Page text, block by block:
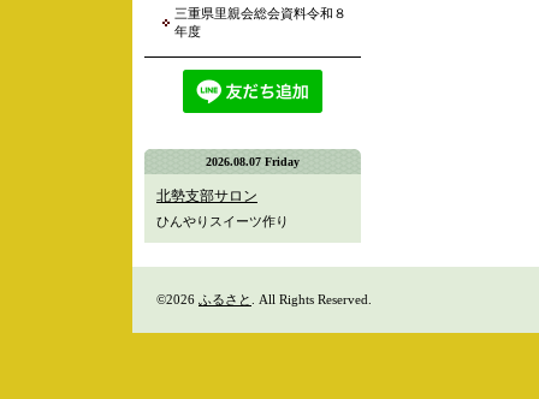
三重県里親会総会資料令和８
年度
2026.08.07 Friday
北勢支部サロン
ひんやりスイーツ作り
©2026 ふるさと . All Rights Reserved.